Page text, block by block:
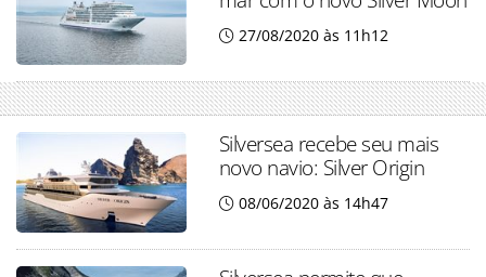
27/08/2020 às 11h12
Silversea recebe seu mais
novo navio: Silver Origin
08/06/2020 às 14h47